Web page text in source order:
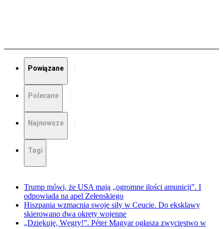
Powiązane
Polecane
Najnowsze
Tagi
Trump mówi, że USA mają „ogromne ilości amunicji”. I
odpowiada na apel Zełenskiego
Hiszpania wzmacnia swoje siły w Ceucie. Do eksklawy
skierowano dwa okręty wojenne
„Dziękuję, Węgry!”. Péter Magyar ogłasza zwycięstwo w